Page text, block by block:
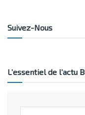
Suivez-Nous
L’essentiel de l’actu